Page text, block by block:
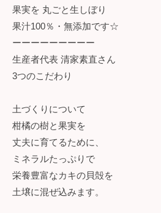
果実を 丸ごと生しぼり
果汁100％・無添加です☆
ーーーーーーーーー
生産者代表 清家素直さん
3つのこだわり
土づくりについて
柑橘の樹と果実を
丈夫に育てるために、
ミネラルたっぷりで
栄養豊富なカキの貝殻を
土壌に混ぜ込みます。